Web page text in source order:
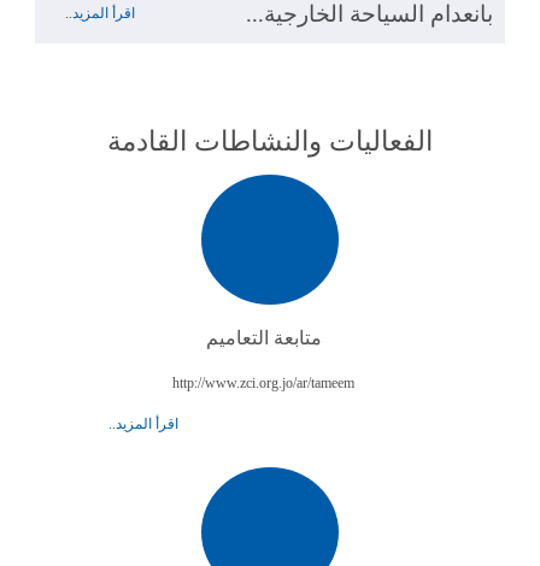
بانعدام السياحة الخارجية...
اقرأ المزيد..
الفعاليات والنشاطات القادمة
متابعة التعاميم
http://www.zci.org.jo/ar/tameem
اقرأ المزيد..